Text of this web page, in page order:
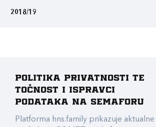
2018/19
Politika privatnosti te
točnost i ispravci
podataka na Semaforu
Platforma hns.family prikazuje aktualne